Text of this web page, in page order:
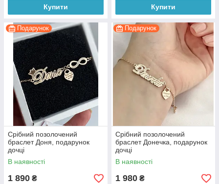
Купити Купити
Подарунок
Срібний позолочений
браслет Доня, подарунок
дочці
В наявності
1 890 ₴
Подарунок
Срібний позолочений
браслет Донечка, подарунок
дочці
В наявності
1 980 ₴